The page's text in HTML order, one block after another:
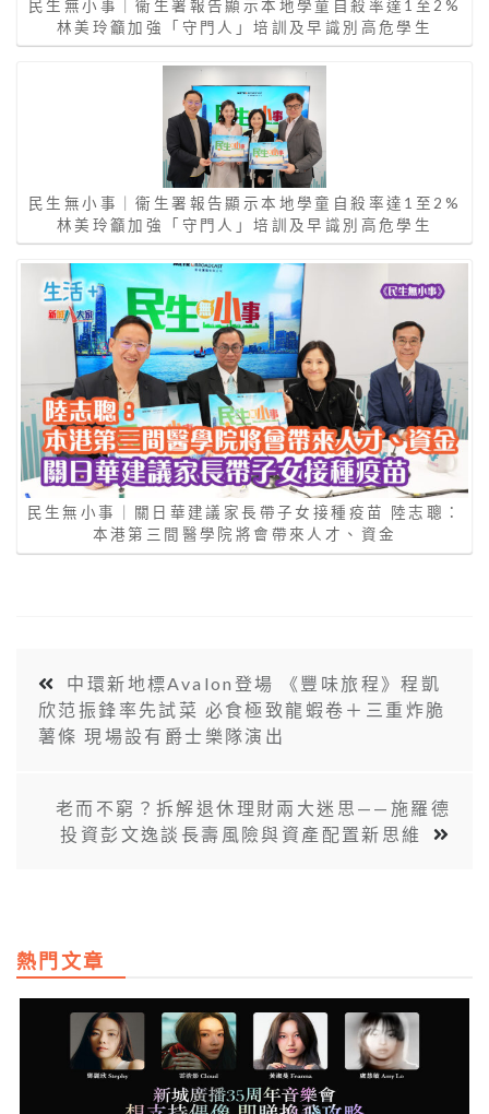
民生無小事｜衞生署報告顯示本地學童自殺率達1至2%
林美玲籲加強「守門人」培訓及早識別高危學生
民生無小事｜衞生署報告顯示本地學童自殺率達1至2%
林美玲籲加強「守門人」培訓及早識別高危學生
民生無小事｜關日華建議家長帶子女接種疫苗 陸志聰：
本港第三間醫學院將會帶來人才、資金
中環新地標Avalon登場 《豐味旅程》程凱
欣范振鋒率先試菜 必食極致龍蝦卷＋三重炸脆
薯條 現場設有爵士樂隊演出
老而不窮？拆解退休理財兩大迷思——施羅德
投資彭文逸談長壽風險與資產配置新思維
熱門文章